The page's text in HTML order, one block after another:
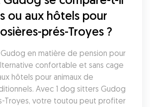
ou aux hôtels pour
prés-Troyes ?
en matière de pension pour
confortable et sans cage
hôtels pour animaux de
Avec 1 dog sitters Gudog
Troyes, votre toutou peut profiter